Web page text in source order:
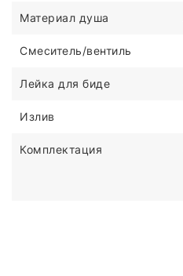
Материал душа
Смеситель/вентиль
Лейка для биде
Излив
Комплектация